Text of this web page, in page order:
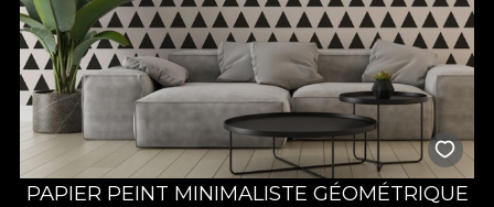
PAPIER PEINT MINIMALISTE GÉOMÉTRIQUE